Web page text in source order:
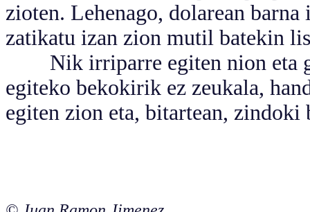
zioten. Lehenago, dolarean
zatikatu izan zion mutil batekin
Nik irriparre egiten nion eta
egiteko bekokirik ez zeukala,
egiten zion eta, bitartean, zindoki